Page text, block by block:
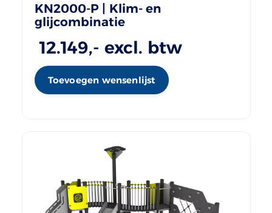
KN2000-P | Klim- en
glijcombinatie
12.149,- excl. btw
Toevoegen wensenlijst